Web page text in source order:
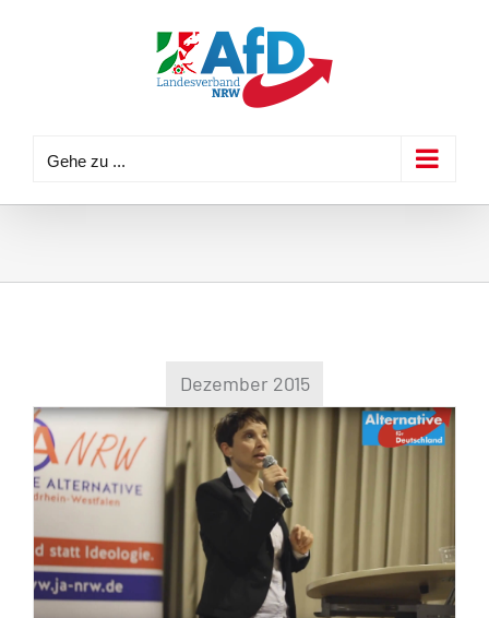
Gehe zu ...
Dezember 2015